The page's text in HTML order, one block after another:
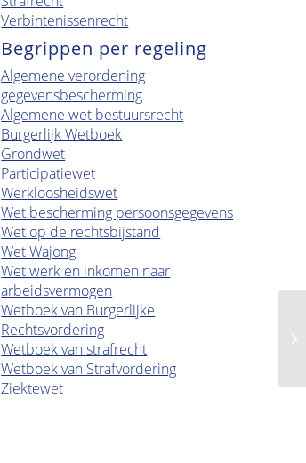
Verbintenissenrecht
Begrippen per regeling
Algemene verordening
gegevensbescherming
Algemene wet bestuursrecht
Burgerlijk Wetboek
Grondwet
Participatiewet
Werkloosheidswet
Wet bescherming persoonsgegevens
Wet op de rechtsbijstand
Wet Wajong
Wet werk en inkomen naar
arbeidsvermogen
Wetboek van Burgerlijke
Rechtsvordering
Wetboek van strafrecht
Wetboek van Strafvordering
Ziektewet